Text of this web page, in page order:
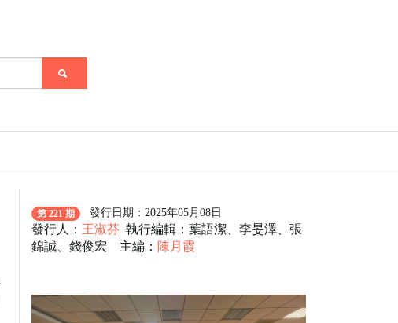
第 221 期 發行日期：2025年05月08日
發行人： 王淑芬 執行編輯：葉語潔、李旻澤、張
錦誠、錢俊宏 主編： 陳月霞